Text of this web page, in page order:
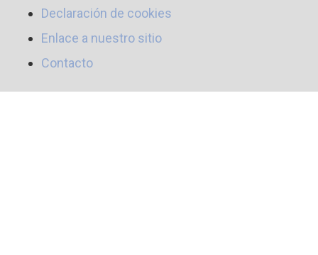
Declaración de cookies
Enlace a nuestro sitio
Contacto